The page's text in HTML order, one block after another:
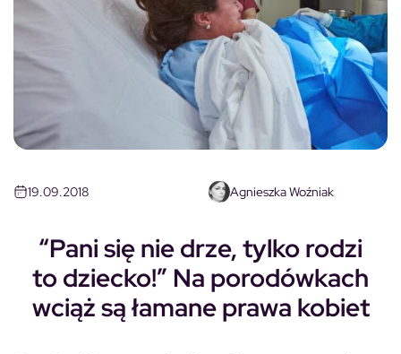
19.09.2018 Agnieszka Woźniak
“Pani się nie drze, tylko rodzi
to dziecko!” Na porodówkach
wciąż są łamane prawa kobiet